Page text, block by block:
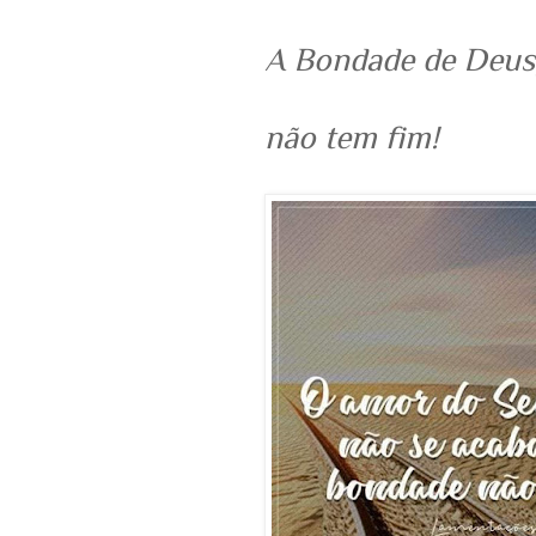
A Bondade de
não tem fim!